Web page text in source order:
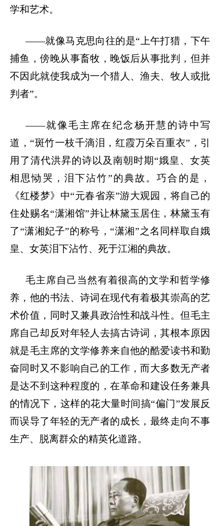
学和艺术。
——就像马克思向往的是“ 上午打猎，下午
捕鱼，傍晚从事畜牧，晚饭后从事批判，但并
不因此就使我成为一个猎人、渔夫、牧人或批
判者”。
——就像毛主席在纪念杨开慧的诗中写
道， “斑竹一枝千滴泪，红霞万朵百重衣” ，引
用了清代洪昇的诗以及南朝时期“娥皇、女英
相思恸哭，泪下沾竹”的典故。巧合的是，
《红楼梦》中“元春省亲”游大观园，将自己的
住处赐名“潇湘馆”并让林黛玉居住，林黛玉有
了 “潇湘妃子”的称号， “潇湘”之名同样取自娥
皇、女英泪下沾竹、死于江湘的典故。
毛主席自己当然有着很高的文学和哲学修
养，他的书法、诗词在现代有着极其崇高的艺
术价值，同时又兼具政治性和战斗性。但毛主
席自己却反对年轻人去搞古诗词，其根本原因
就是毛主席的文学修养来自他的酷爱读书和勤
奋同时又不影响自己的工作，而大多数无产者
是达不到这种程度的，在革命和建设任务兼具
的情况下，这样的花大量时间搞“偏门”发展反
而误导了年轻的无产者的成长，最终走向不事
生产、脱离群众的精英化道路。